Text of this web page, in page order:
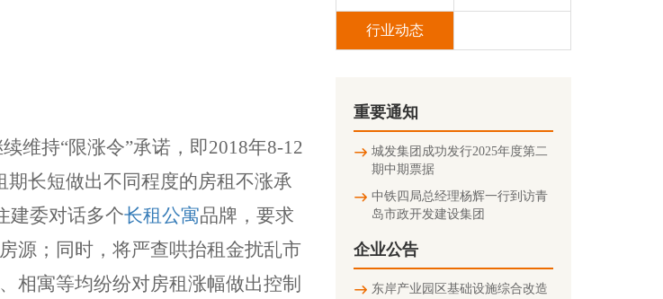
维持“限涨令”承诺，即2018年8-12
长短做出不同程度的房租不涨承
建委对话多个长租公寓品牌，要求
源；同时，将严查哄抬租金扰乱市
相寓等均纷纷对房租涨幅做出控制
行业动态
重要通知
城发集团成功发行2025年度第二
期中期票据
中铁四局总经理杨辉一行到访青
岛市政开发建设集团
企业公告
东岸产业园区基础设施综合改造